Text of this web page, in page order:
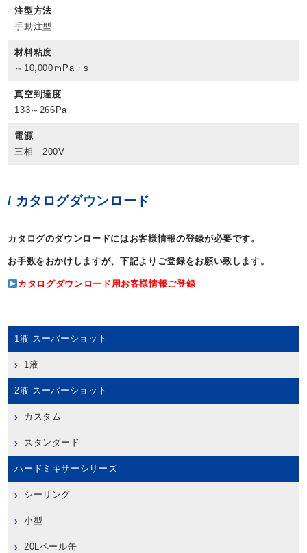
注型方法
手動注型
材料粘度
～10,000ｍPa・s
真空到達度
133～266Pa
電源
三相 200V
/ カタログダウンロード
カタログのダウンロードにはお客様情報の登録が必要です。
お手数をおかけしますが、下記よりご登録をお願い致します。
カタログダウンロード用お客様情報ご登録
1液 スーパーショット
1液
2液 スーパーショット
カスタム
スタンダード
ハードミキサーシリーズ
シーリング
小型
20Lペール缶